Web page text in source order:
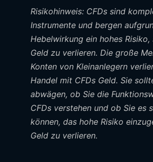
Risikohinweis: CFDs sind
Instrumente und bergen
Hebelwirkung ein hohes Risiko,
Geld zu verlieren. Die große
Konten von Kleinanlegern
Handel mit CFDs Geld. Sie
abwägen, ob Sie die
CFDs verstehen und ob Sie es
können, das hohe Risiko
Geld zu verlieren.